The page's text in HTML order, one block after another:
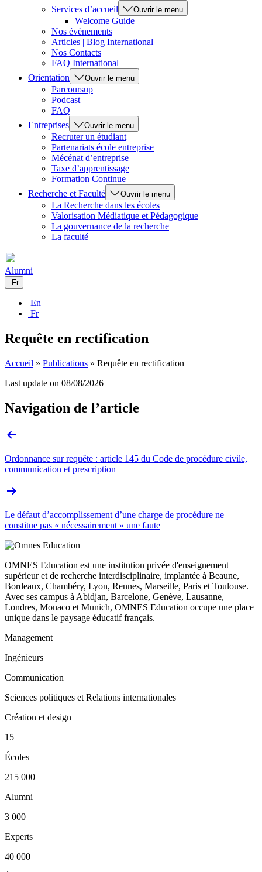
Services d’accueil
Ouvrir le menu
Welcome Guide
Nos évènements
Articles | Blog International
Nos Contacts
FAQ International
Orientation
Ouvrir le menu
Parcoursup
Podcast
FAQ
Entreprises
Ouvrir le menu
Recruter un étudiant
Partenariats école entreprise
Mécénat d’entreprise
Taxe d’apprentissage
Formation Continue
Recherche et Faculté
Ouvrir le menu
La Recherche dans les écoles
Valorisation Médiatique et Pédagogique
La gouvernance de la recherche
La faculté
Alumni
Fr
En
Fr
Requête en rectification
Accueil » Publications » Requête en rectification
Last update on 08/08/2026
Navigation de l’article
Ordonnance sur requête : article 145 du Code de procédure civile,
communication et prescription
Le défaut d’accomplissement d’une charge de procédure ne
constitue pas « nécessairement » une faute
OMNES Education est une institution privée d'enseignement
supérieur et de recherche interdisciplinaire, implantée à Beaune,
Bordeaux, Chambéry, Lyon, Rennes, Marseille, Paris et Toulouse.
Avec ses campus à Abidjan, Barcelone, Genève, Lausanne,
Londres, Monaco et Munich, OMNES Education occupe une place
unique dans le paysage éducatif français.
Management
Ingénieurs
Communication
Sciences politiques et Relations internationales
Création et design
15
Écoles
215 000
Alumni
3 000
Experts
40 000